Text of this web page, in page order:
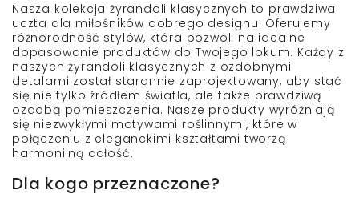
Nasza kolekcja żyrandoli klasycznych to prawdziwa
uczta dla miłośników dobrego designu. Oferujemy
różnorodność stylów, która pozwoli na idealne
dopasowanie produktów do Twojego lokum. Każdy z
naszych żyrandoli klasycznych z ozdobnymi
detalami został starannie zaprojektowany, aby stać
się nie tylko źródłem światła, ale także prawdziwą
ozdobą pomieszczenia. Nasze produkty wyróżniają
się niezwykłymi motywami roślinnymi, które w
połączeniu z eleganckimi kształtami tworzą
harmonijną całość.
Dla kogo przeznaczone?